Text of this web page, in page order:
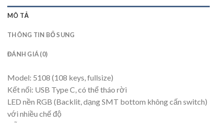
MÔ TẢ
THÔNG TIN BỔ SUNG
ĐÁNH GIÁ (0)
Model: 5108 (108 keys, fullsize)
Kết nối: USB Type C, có thể tháo rời
LED nền RGB (Backlit, dạng SMT bottom không cấn switch)
với nhiều chế độ